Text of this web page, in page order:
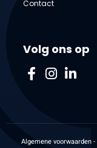
Contact
Volg ons op
Algemene voorwaarden-